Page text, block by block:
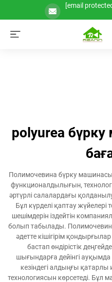
[email
polyurea
Полимочевина бүрку
функционалдылығын,
әртүрлі салалардағы
Бұл күрделі қаптау жүйелері
шешімдерін іздейтін
болып табылады.
әдетте кішігірім
бастап өндірістік
шығындарға дейінгі
кезіндегі алдыңғы
технологиясын көрсетеді. Бұл